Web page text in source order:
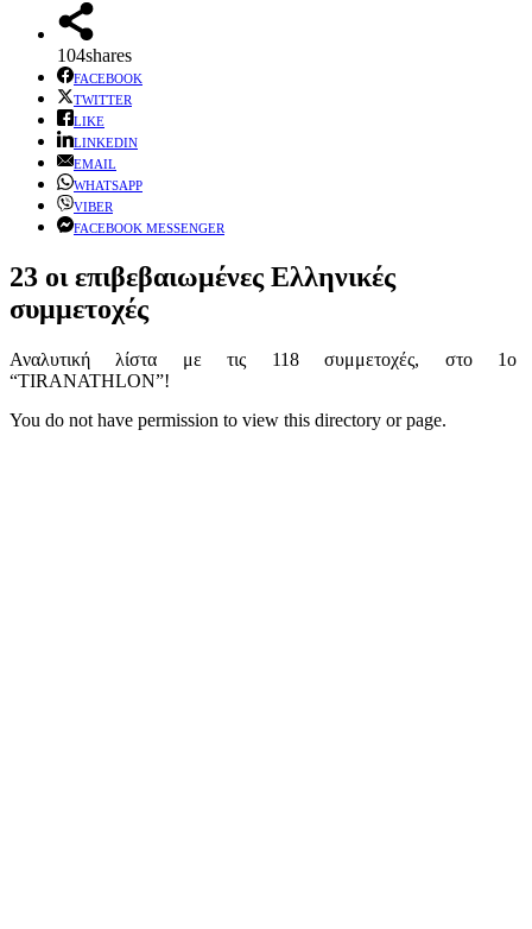
104shares
FACEBOOK
TWITTER
LIKE
LINKEDIN
EMAIL
WHATSAPP
VIBER
FACEBOOK MESSENGER
23 οι επιβεβαιωμένες Ελληνικές
συμμετοχές
Αναλυτική λίστα με τις 118 συμμετοχές, στο 1ο
“TIRANATHLON”!